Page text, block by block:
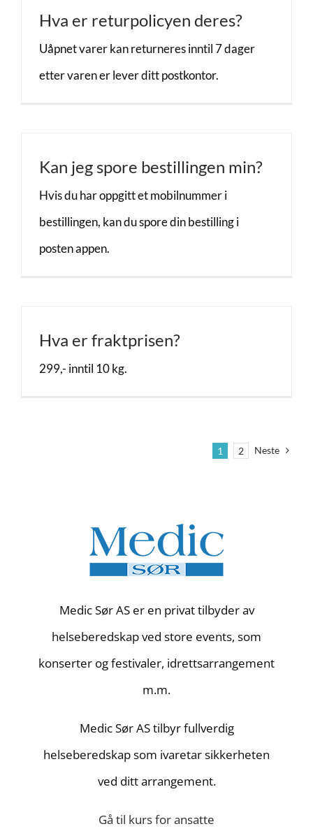
Hva er returpolicyen deres?
Uåpnet varer kan returneres inntil 7 dager
etter varen er lever ditt postkontor.
Kan jeg spore bestillingen min?
Hvis du har oppgitt et mobilnummer i
bestillingen, kan du spore din bestilling i
posten appen.
Hva er fraktprisen?
299,- inntil 10 kg.
1 2 Neste
Medic Sør AS er en privat tilbyder av
helseberedskap ved store events, som
konserter og festivaler, idrettsarrangement
m.m.
Medic Sør AS tilbyr fullverdig
helseberedskap som ivaretar sikkerheten
ved ditt arrangement.
Gå til kurs for ansatte